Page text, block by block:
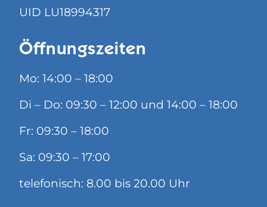
UID LU18994317
Öffnungszeiten
Mo: 14:00 – 18:00
Di – Do: 09:30 – 12:00 und 14:00 – 18:00
Fr: 09:30 – 18:00
Sa: 09:30 – 17:00
telefonisch: 8.00 bis 20.00 Uhr